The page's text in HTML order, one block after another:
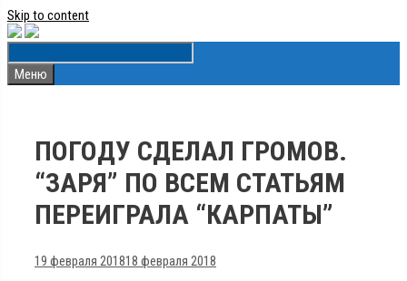
Skip to content
Меню
ПОГОДУ СДЕЛАЛ ГРОМОВ.
“ЗАРЯ” ПО ВСЕМ СТАТЬЯМ
ПЕРЕИГРАЛА “КАРПАТЫ”
19 февраля 201818 февраля 2018